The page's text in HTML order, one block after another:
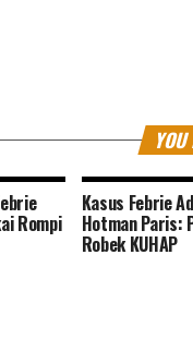
Rompi
Kasus Febrie
Hotman Paris:
Robek KUHAP